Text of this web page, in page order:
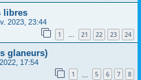
libres
2023, 23:44
1 … 21 22 23 24
glaneurs)
17:54
1 5 6 7 8